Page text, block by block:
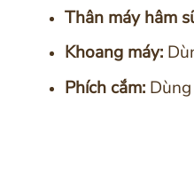
Thân máy hâm
Khoang máy:
Phích cắm: